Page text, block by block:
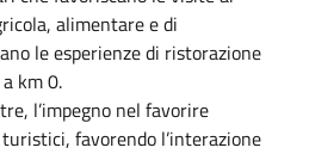
alimentare e di
le esperienze di ristorazione
km 0.
l’impegno nel favorire
favorendo l’interazione